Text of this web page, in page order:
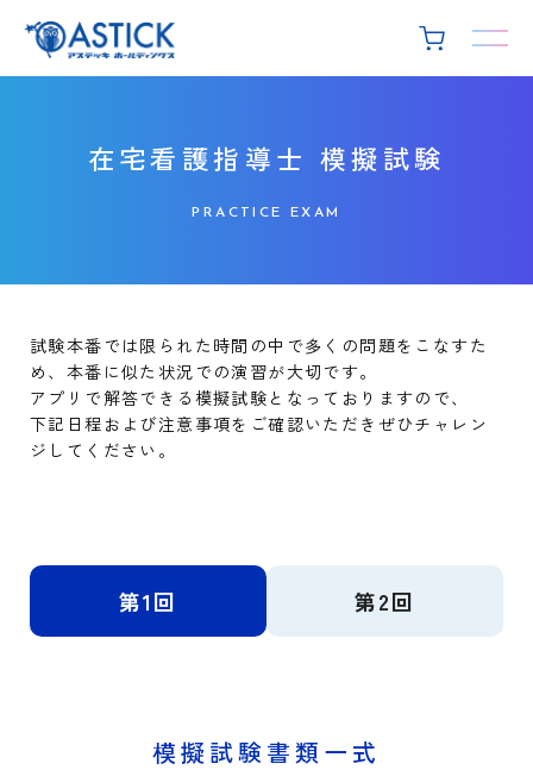
在宅看護指導士 模擬試験
PRACTICE EXAM
試験本番では限られた時間の中で多くの問題をこなすた
め、本番に似た状況での演習が大切です。
アプリで解答できる模擬試験となっておりますので、
下記日程および注意事項をご確認いただきぜひチャレン
ジしてください。
第1回 第2回
模擬試験書類一式